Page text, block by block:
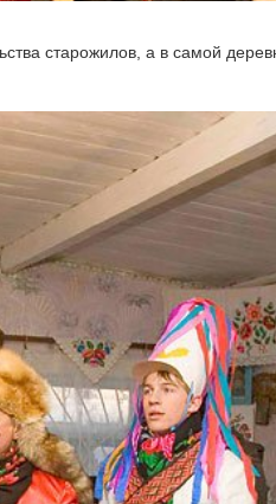
старожилов, а в самой